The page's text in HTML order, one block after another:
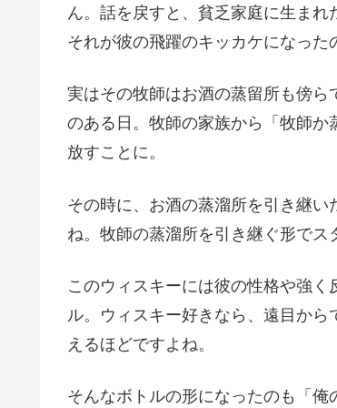
ん。話を戻すと、貧乏家庭に生まれ
それが彼の飛躍のキッカケになった
実はその牧師はお酒の蒸留所も傍
のある日。牧師の家族から「牧師
放すことに。
その時に、お酒の蒸溜所を引き継
ね。牧師の蒸溜所を引き継ぐ形でス
このウィスキーには彼の性格や強
ル。ウィスキー好きなら、遠目か
えるほどですよね。
そんなボトルの形になったのも「